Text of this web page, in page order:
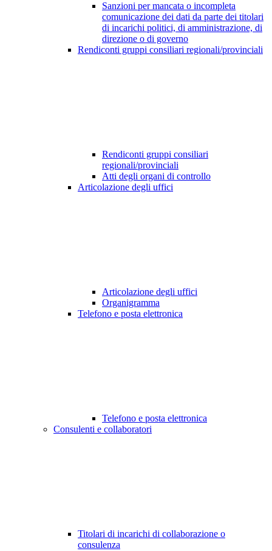
Sanzioni per mancata o incompleta
comunicazione dei dati da parte dei titolari
di incarichi politici, di amministrazione, di
direzione o di governo
Rendiconti gruppi consiliari regionali/provinciali
Rendiconti gruppi consiliari
regionali/provinciali
Atti degli organi di controllo
Articolazione degli uffici
Articolazione degli uffici
Organigramma
Telefono e posta elettronica
Telefono e posta elettronica
Consulenti e collaboratori
Titolari di incarichi di collaborazione o
consulenza